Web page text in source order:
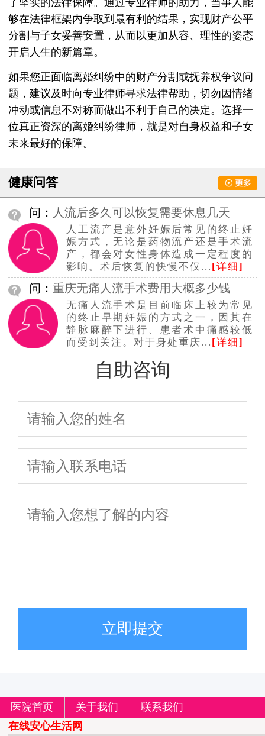
了坚实的法律保障。通过专业律师的助力，当事人能
够在法律框架内争取到最有利的结果，实现财产公平
分割与子女妥善安置，从而以更加从容、理性的姿态
开启人生的新篇章。
如果您正面临离婚纠纷中的财产分割或抚养权争议问
题，建议及时向专业律师寻求法律帮助，切勿因情绪
冲动或信息不对称而做出不利于自己的决定。选择一
位真正资深的离婚纠纷律师，就是对自身权益和子女
未来最好的保障。
健康问答
问： 人流后多久可以恢复需要休息几天
人工流产是意外妊娠后常见的终止妊
娠方式，无论是药物流产还是手术流
产，都会对女性身体造成一定程度的
影响。术后恢复的快慢不仅... [详细]
问： 重庆无痛人流手术费用大概多少钱
无痛人流手术是目前临床上较为常见
的终止早期妊娠的方式之一，因其在
静脉麻醉下进行、患者术中痛感较低
而受到关注。对于身处重庆... [详细]
自助咨询
立即提交
医院首页 关于我们
联系我们
在线安心生活网